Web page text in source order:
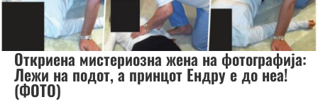
Откриена мистериозна жена на фотографија:
Лежи на подот, а принцот Ендру е до неа!
(ФОТО)